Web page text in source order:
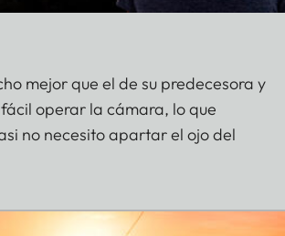
mejor que el de su predecesora y
operar la cámara, lo que
no necesito apartar el ojo del